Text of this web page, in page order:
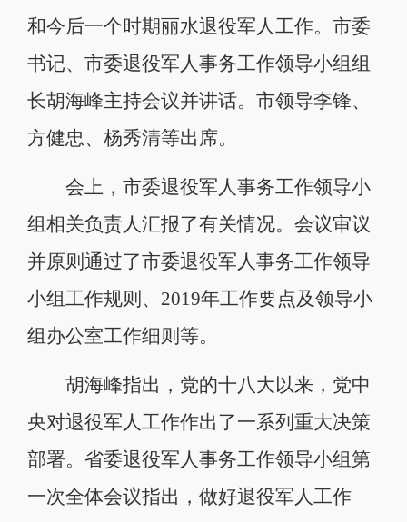
和今后一个时期丽水退役军人工作。市委
书记、市委退役军人事务工作领导小组组
长胡海峰主持会议并讲话。市领导李锋、
方健忠、杨秀清等出席。
会上，市委退役军人事务工作领导小
组相关负责人汇报了有关情况。会议审议
并原则通过了市委退役军人事务工作领导
小组工作规则、2019年工作要点及领导小
组办公室工作细则等。
胡海峰指出，党的十八大以来，党中
央对退役军人工作作出了一系列重大决策
部署。省委退役军人事务工作领导小组第
一次全体会议指出，做好退役军人工作